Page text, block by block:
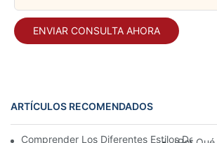
ENVIAR CONSULTA AHORA
ARTÍCULOS RECOMENDADOS
Comprender Los Diferentes Estilos De